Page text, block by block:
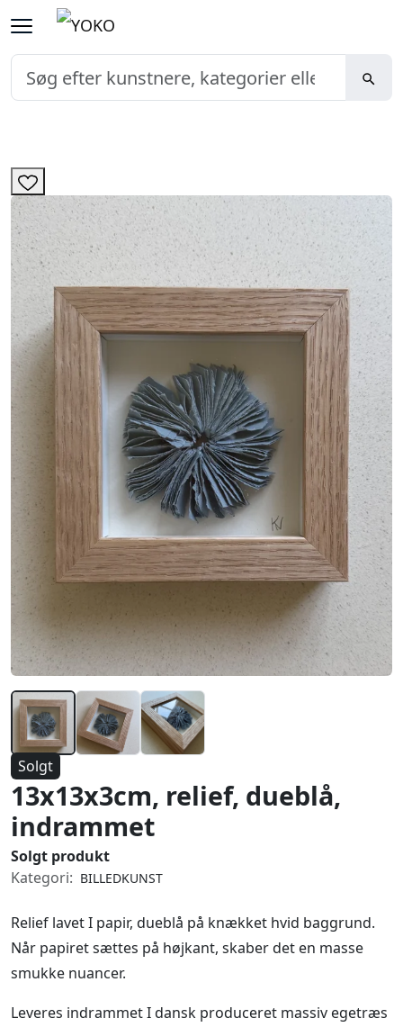
Solgt
13x13x3cm, relief, dueblå,
indrammet
Solgt produkt
Kategori: BILLEDKUNST
Relief lavet I papir, dueblå på knækket hvid baggrund.
Når papiret sættes på højkant, skaber det en masse
smukke nuancer.
Leveres indrammet I dansk produceret massiv egetræs